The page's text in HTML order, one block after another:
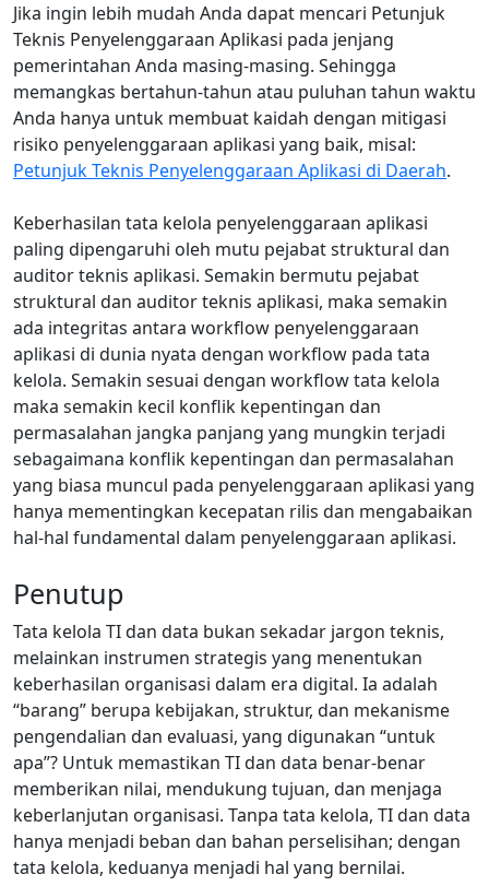
Jika ingin lebih mudah Anda dapat mencari Petunjuk
Teknis Penyelenggaraan Aplikasi pada jenjang
pemerintahan Anda masing-masing. Sehingga
memangkas bertahun-tahun atau puluhan tahun waktu
Anda hanya untuk membuat kaidah dengan mitigasi
risiko penyelenggaraan aplikasi yang baik, misal:
Petunjuk Teknis Penyelenggaraan Aplikasi di Daerah.
Keberhasilan tata kelola penyelenggaraan aplikasi
paling dipengaruhi oleh mutu pejabat struktural dan
auditor teknis aplikasi. Semakin bermutu pejabat
struktural dan auditor teknis aplikasi, maka semakin
ada integritas antara workflow penyelenggaraan
aplikasi di dunia nyata dengan workflow pada tata
kelola. Semakin sesuai dengan workflow tata kelola
maka semakin kecil konflik kepentingan dan
permasalahan jangka panjang yang mungkin terjadi
sebagaimana konflik kepentingan dan permasalahan
yang biasa muncul pada penyelenggaraan aplikasi yang
hanya mementingkan kecepatan rilis dan mengabaikan
hal-hal fundamental dalam penyelenggaraan aplikasi.
Penutup
Tata kelola TI dan data bukan sekadar jargon teknis,
melainkan instrumen strategis yang menentukan
keberhasilan organisasi dalam era digital. Ia adalah
“barang” berupa kebijakan, struktur, dan mekanisme
pengendalian dan evaluasi, yang digunakan “untuk
apa”? Untuk memastikan TI dan data benar-benar
memberikan nilai, mendukung tujuan, dan menjaga
keberlanjutan organisasi. Tanpa tata kelola, TI dan data
hanya menjadi beban dan bahan perselisihan; dengan
tata kelola, keduanya menjadi hal yang bernilai.